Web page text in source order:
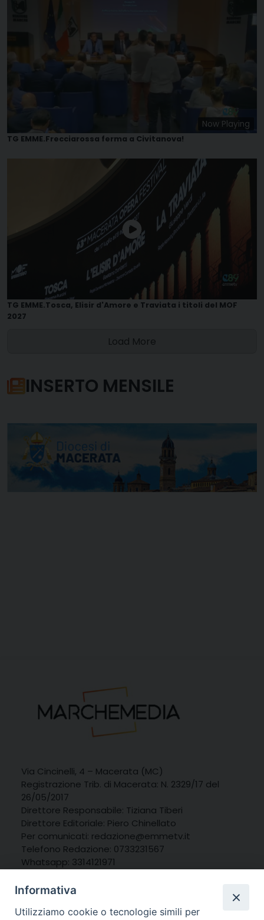
Now Playing
TG EMME.Frecciarossa ferma a Civitanova!
TG EMME.Tosca, Elisir d'Amore e Traviata i titoli del MOF
2027
Load More
INSERTO MENSILE
Via Cincinelli, 4 – Macerata (MC)
Registrazione Trib. di Macerata: N. 2329/17 del
26/05/2017
Direttore Responsabile: Tiziana Tiberi
Direttore Editoriale: Piero Chinellato
Per comunicati: redazione@emmetv.it
Telefono Redazione: 0733231567
Whatsapp: 3314121971
Informativa
Utilizziamo cookie o tecnologie simili per